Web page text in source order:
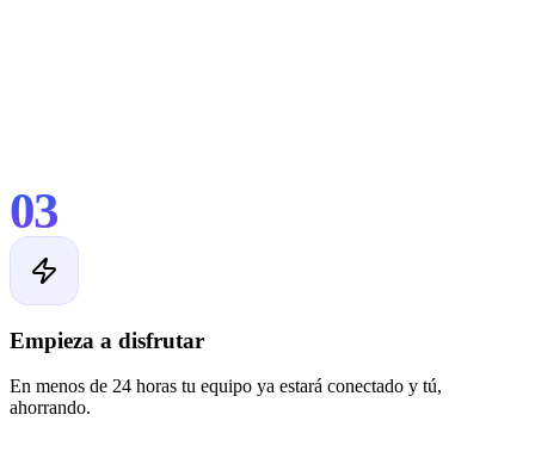
03
Empieza a disfrutar
En menos de 24 horas tu equipo ya estará conectado y tú,
ahorrando.